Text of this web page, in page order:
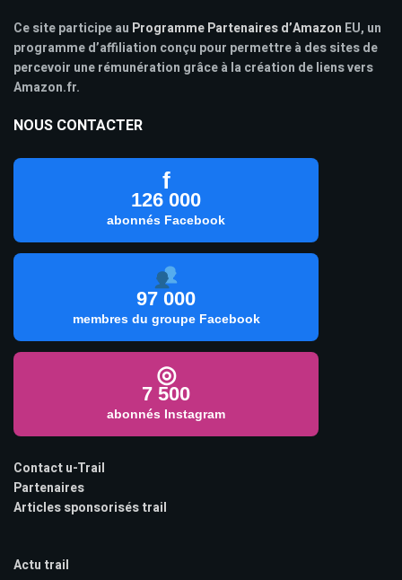
Ce site participe au Programme Partenaires d’Amazon EU, un
programme d’affiliation conçu pour permettre à des sites de
percevoir une rémunération grâce à la création de liens vers
Amazon.fr.
NOUS CONTACTER
f
126 000
abonnés Facebook
97 000
membres du groupe Facebook
◎
7 500
abonnés Instagram
Contact u-Trail
Partenaires
Articles sponsorisés trail
Actu trail